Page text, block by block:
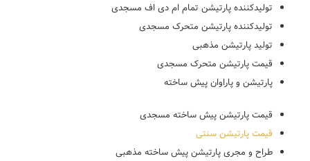
تولیدکننده پارتیشن تمام ام دی اف مسجدی
تولیدکننده پارتیشن متحرک مسجدی
تولید پارتیشن مذهبی
قیمت پارتیشن متحرک مسجدی
پارتیشن و پاراوان پیش ساخته
قیمت پارتیشن پیش ساخته مسجدی
قیمت پارتیشن سنتی
طراح و مجری پارتیشن پیش ساخته مذهبی